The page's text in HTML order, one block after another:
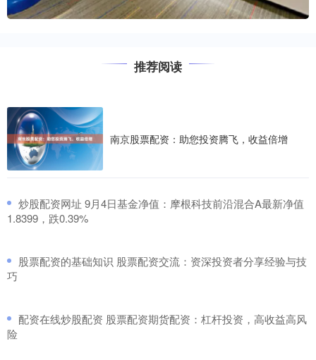
推荐阅读
南京股票配资：助您投资腾飞，收益倍增
​炒股配资网址 9月4日基金净值：摩根科技前沿混合A最新净值
1.8399，跌0.39%
​股票配资的基础知识 股票配资交流：资深投资者分享经验与技
巧
​配资在线炒股配资 股票配资期货配资：杠杆投资，高收益高风
险